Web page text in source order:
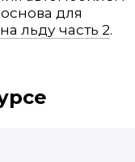
для
льду часть 2.